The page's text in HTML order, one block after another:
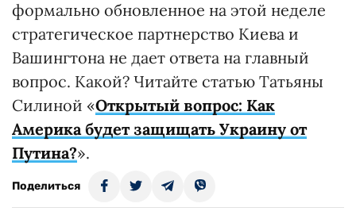
формально обновленное на этой неделе
стратегическое партнерство Киева и
Вашингтона не дает ответа на главный
вопрос. Какой? Читайте статью Татьяны
Силиной «Открытый вопрос: Как
Америка будет защищать Украину от
Путина?».
Поделиться